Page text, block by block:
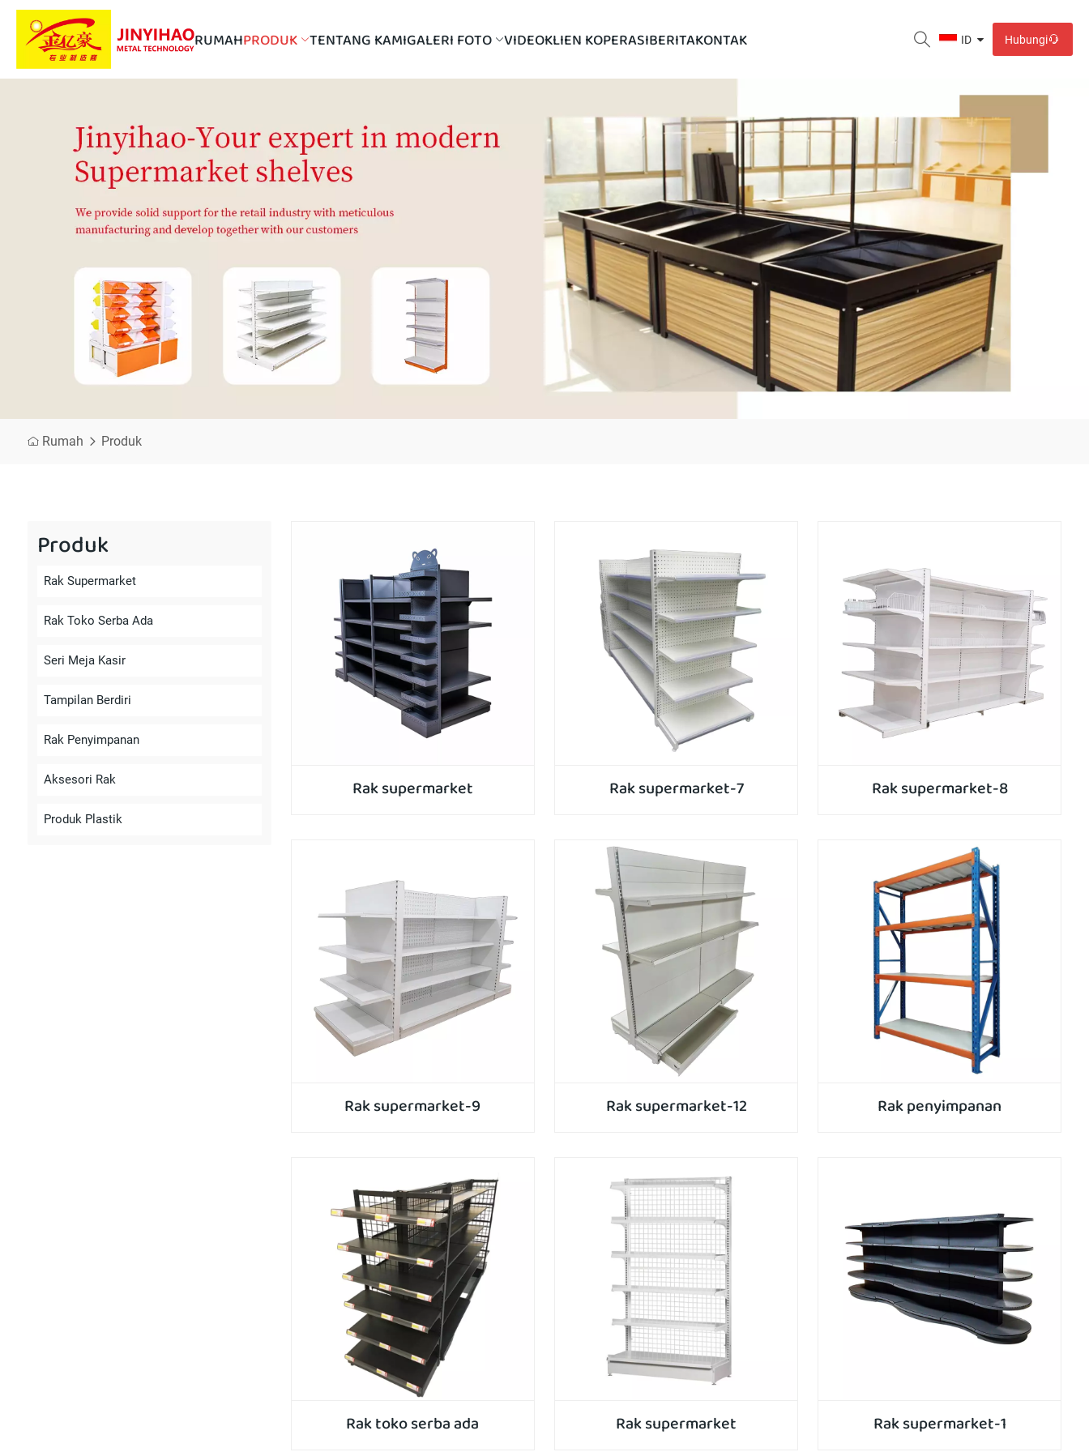
RUMAHPRODUK TENTANG KAMIGALERI FOTO VIDEOKLIEN KOPERASIBERITAKONTAK ID Hubungi
Rumah Produk
Produk
Rak Supermarket
Rak Toko Serba Ada
Seri Meja Kasir
Tampilan Berdiri
Rak Penyimpanan
Aksesori Rak
Produk Plastik
Rak supermarket Rak supermarket-7 Rak supermarket-8
Rak supermarket-9 Rak supermarket-12 Rak penyimpanan
Rak toko serba ada Rak supermarket Rak supermarket-1